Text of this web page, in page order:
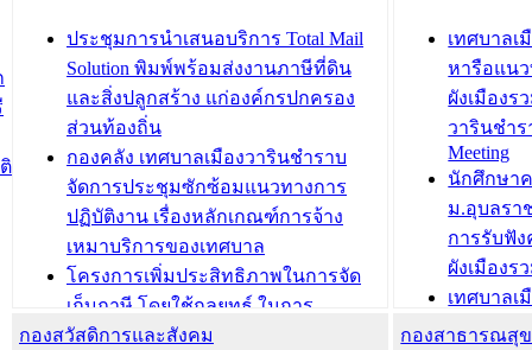
องคมนตรี
สำนักทะเบียนท้องถิ่นเทศบาลเมือง
วารินชำราบ ดำเนินการมอบทะเบียน
บ้าน ทร.14 และบัตรประจำตัว
ประชาชนบุคคลประเภท 8 แก่บุคคลที่
ได้รับการเพิ่มชื่อในทะเบียนบ้าน
(ท.ร.14) กรณีคนไม่มีสัญชาติไทยได้รับ
อนุญาตให้มีถิ่นที่อยู่
ประชุมคณะกรรมการประเมินผลการ
ควบคุมภายในของ สำนัก/กอง/
โรงเรียน/ศูนย์พัฒนาเด็กเล็ก/สถานธนา
ประชุมที
ชีวา สร้า
ขับเคลื่อน
“เมืองแห่
บทความ อื่นๆ ...
ประชุมการนำเสนอบริการ Total Mail
Solution พิมพ์พร้อมส่งงานภาษีที่ดิน
และสิ่งปลูกสร้าง แก่องค์กรปกครอง
ส่วนท้องถิ่น
กองคลัง เทศบาลเมืองวารินชำราบ
จัดการประชุมซักซ้อมแนวทางการ
ปฏิบัติงาน เรื่องหลักเกณฑ์การจ้าง
เหมาบริการของเทศบาล
โครงการเพิ่มประสิทธิภาพในการจัด
เก็บภาษี โดยใช้กลยุทธ์ ในการ
พัฒนาการจัดเก็บรายได้ ประจำปี พ.ศ.
เทศบาลเ
หารือแน
ผังเมืองร
วารินชำร
Meeting
นักศึกษา
ม.อุบลรา
การรับฟั
ผังเมืองร
เทศบาลเ
โครงการ
กองสวัสดิการและสังคม กองสาธารณสุ